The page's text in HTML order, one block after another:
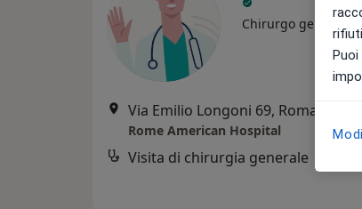
Chirurgo generale
Via Emilio Longoni 69, Roma
Rome American Hospital
Visita di chirurgia generale